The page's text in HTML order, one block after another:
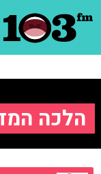
הלכה